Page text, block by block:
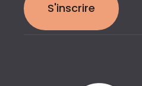
S'inscrire